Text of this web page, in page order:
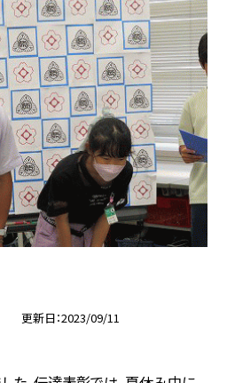
更新日 2023/09/11